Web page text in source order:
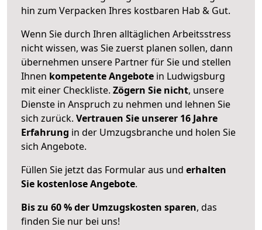
hin zum Verpacken Ihres kostbaren Hab & Gut.
Wenn Sie durch Ihren alltäglichen Arbeitsstress
nicht wissen, was Sie zuerst planen sollen, dann
übernehmen unsere Partner für Sie und stellen
Ihnen kompetente Angebote in Ludwigsburg
mit einer Checkliste. Zögern Sie nicht, unsere
Dienste in Anspruch zu nehmen und lehnen Sie
sich zurück. Vertrauen Sie unserer 16 Jahre
Erfahrung in der Umzugsbranche und holen Sie
sich Angebote.
Füllen Sie jetzt das Formular aus und erhalten
Sie kostenlose Angebote.
Bis zu 60 % der Umzugskosten sparen, das
finden Sie nur bei uns!